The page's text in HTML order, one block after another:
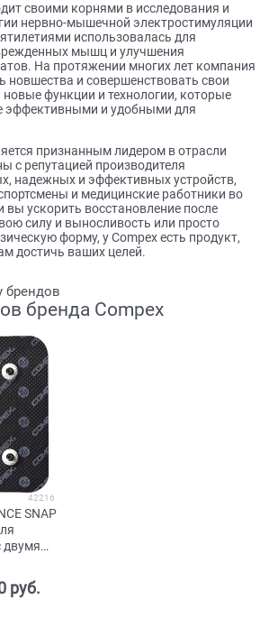
своими корнями в исследования и
нервно-мышечной электростимуляции
использовалась для
мышц и улучшения
На протяжении многих лет компания
новшества и совершенствовать свои
функции и технологии, которые
эффективными и удобными для
признанным лидером в отрасли
с репутацией производителя
надежных и эффективных устройств,
и медицинские работники во
вы ускорить восстановление после
силу и выносливость или просто
форму, у Compex есть продукт,
достичь ваших целей.
брендов
бренда Compex
42216
SNAP
двумя
руб.